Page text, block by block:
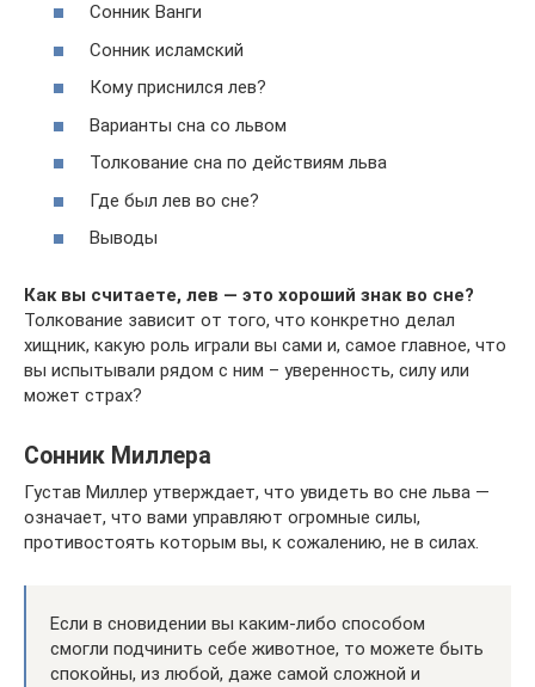
Сонник Ванги
Сонник исламский
Кому приснился лев?
Варианты сна со львом
Толкование сна по действиям льва
Где был лев во сне?
Выводы
Как вы считаете, лев — это хороший знак во сне?
Толкование зависит от того, что конкретно делал
хищник, какую роль играли вы сами и, самое главное, что
вы испытывали рядом с ним – уверенность, силу или
может страх?
Сонник Миллера
Густав Миллер утверждает, что увидеть во сне льва —
означает, что вами управляют огромные силы,
противостоять которым вы, к сожалению, не в силах.
Если в сновидении вы каким-либо способом
смогли подчинить себе животное, то можете быть
спокойны, из любой, даже самой сложной и